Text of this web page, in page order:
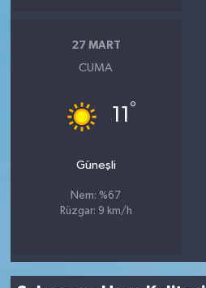
27 MART
CUMA
11 °
Güneşli
Nem: %67
Rüzgar: 9 km/h